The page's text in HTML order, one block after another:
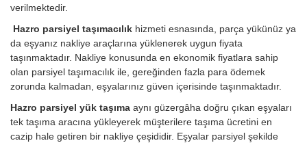
verilmektedir.
Hazro parsiyel taşımacılık hizmeti esnasında, parça yükünüz ya
da eşyanız nakliye araçlarına yüklenerek uygun fiyata
taşınmaktadır. Nakliye konusunda en ekonomik fiyatlara sahip
olan parsiyel taşımacılık ile, gereğinden fazla para ödemek
zorunda kalmadan, eşyalarınız güven içerisinde taşınmaktadır.
Hazro parsiyel yük taşıma aynı güzergâha doğru çıkan eşyaları
tek taşıma aracına yükleyerek müşterilere taşıma ücretini en
cazip hale getiren bir nakliye çeşididir. Eşyalar parsiyel şekilde